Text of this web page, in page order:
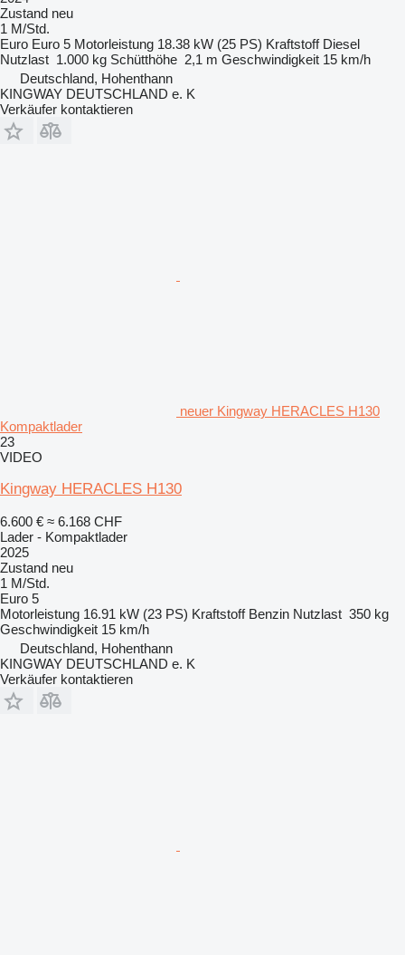
Zustand neu
1 M/Std.
Euro Euro 5 Motorleistung 18.38 kW (25 PS) Kraftstoff Diesel
Nutzlast 1.000 kg Schütthöhe 2,1 m Geschwindigkeit 15 km/h
Deutschland, Hohenthann
KINGWAY DEUTSCHLAND e. K
Verkäufer kontaktieren
neuer Kingway HERACLES H130
Kompaktlader
23
VIDEO
Kingway HERACLES H130
6.600 € ≈ 6.168 CHF
Lader - Kompaktlader
2025
Zustand neu
1 M/Std.
Euro 5
Motorleistung 16.91 kW (23 PS) Kraftstoff Benzin Nutzlast 350 kg
Geschwindigkeit 15 km/h
Deutschland, Hohenthann
KINGWAY DEUTSCHLAND e. K
Verkäufer kontaktieren